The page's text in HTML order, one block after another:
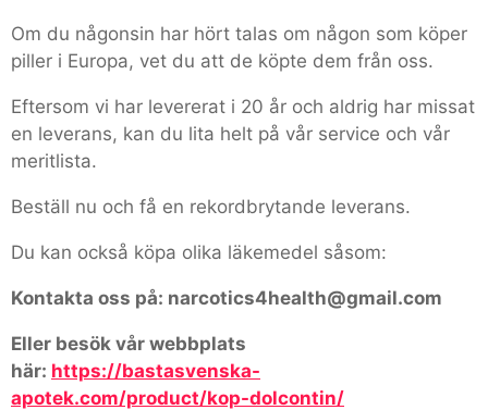
Om du någonsin har hört talas om någon som köper
piller i Europa, vet du att de köpte dem från oss.
Eftersom vi har levererat i 20 år och aldrig har missat
en leverans, kan du lita helt på vår service och vår
meritlista.
Beställ nu och få en rekordbrytande leverans.
Du kan också köpa olika läkemedel såsom:
Kontakta oss på: narcotics4health@gmail.com
Eller besök vår webbplats
här: https://bastasvenska-
apotek.com/product/kop-dolcontin/